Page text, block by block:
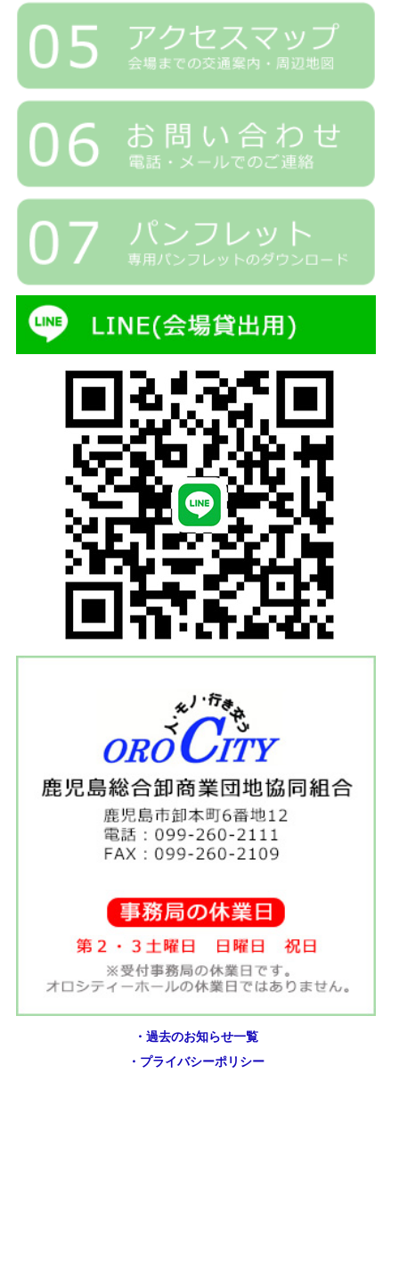
・過去のお知らせ一覧
・プライバシーポリシー